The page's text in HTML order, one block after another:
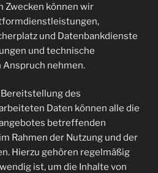
Zwecken können wir
und Datenbankdienste
und technische
nehmen.
des
Daten können alle die
betreffenden
Rahmen der Nutzung und der
Hierzu gehören regelmäßig
ist, um die Inhalte von